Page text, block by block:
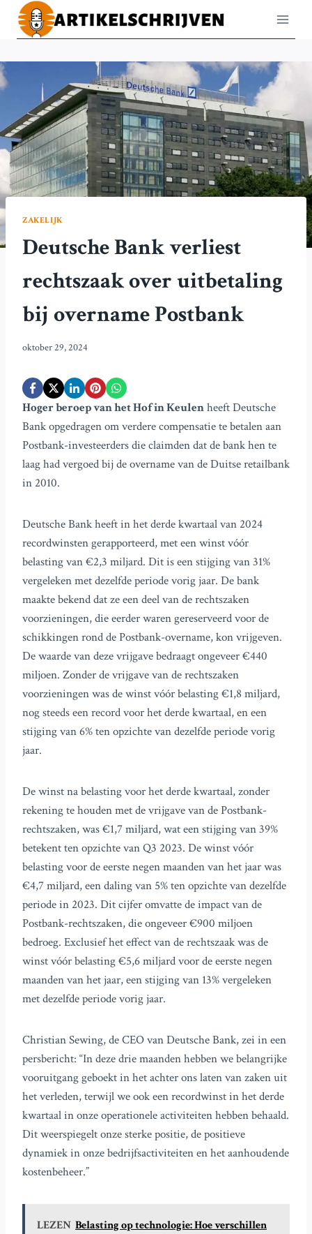
Doorgaan
naar
ZAKELIJK
Deutsche Bank verliest
rechtszaak over uitbetaling
bij overname Postbank
oktober 29, 2024
Hoger beroep van het Hof in Keulenheeft Deutsche
Bank opgedragen om verdere compensatie te betalen aan
Postbank-investeerders die claimden dat de bank hen te
laag had vergoed bij de overname van de Duitse retailbank
in 2010.
Deutsche Bank heeft in het derde kwartaal van 2024
recordwinsten gerapporteerd, met een winst vóór
belasting van €2,3 miljard. Dit is een stijging van 31%
vergeleken met dezelfde periode vorig jaar. De bank
maakte bekend dat ze een deel van de rechtszaken
voorzieningen, die eerder waren gereserveerd voor de
schikkingen rond de Postbank-overname, kon vrijgeven.
De waarde van deze vrijgave bedraagt ongeveer €440
miljoen. Zonder de vrijgave van de rechtszaken
voorzieningen was de winst vóór belasting €1,8 miljard,
nog steeds een record voor het derde kwartaal, en een
stijging van 6% ten opzichte van dezelfde periode vorig
jaar.
De winst na belasting voor het derde kwartaal, zonder
rekening te houden met de vrijgave van de Postbank-
rechtszaken, was €1,7 miljard, wat een stijging van 39%
betekent ten opzichte van Q3 2023. De winst vóór
belasting voor de eerste negen maanden van het jaar was
€4,7 miljard, een daling van 5% ten opzichte van dezelfde
periode in 2023. Dit cijfer omvatte de impact van de
Postbank-rechtszaken, die ongeveer €900 miljoen
bedroeg. Exclusief het effect van de rechtszaak was de
winst vóór belasting €5,6 miljard voor de eerste negen
maanden van het jaar, een stijging van 13% vergeleken
met dezelfde periode vorig jaar.
Christian Sewing, de CEO van Deutsche Bank, zei in een
persbericht: “In deze drie maanden hebben we belangrijke
vooruitgang geboekt in het achter ons laten van zaken uit
het verleden, terwijl we ook een recordwinst in het derde
kwartaal in onze operationele activiteiten hebben behaald.
Dit weerspiegelt onze sterke positie, de positieve
dynamiek in onze bedrijfsactiviteiten en het aanhoudende
kostenbeheer.”
LEZEN Belasting op technologie: Hoe verschillen